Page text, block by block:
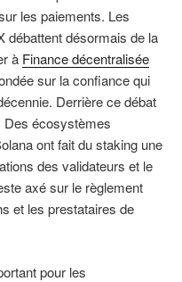
les paiements. Les
débattent désormais de la
à Finance décentralisée
sur la confiance qui
Derrière ce débat
Des écosystèmes
ont fait du staking une
des validateurs et le
axé sur le règlement
et les prestataires de
pour les